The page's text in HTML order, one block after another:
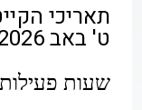
ט' באב 23.7.2026 וימי שישי)
שעות